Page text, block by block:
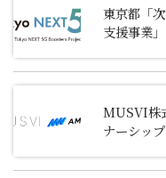
東京都「
支援事業
業への選
MUSVI株
ナーシッ